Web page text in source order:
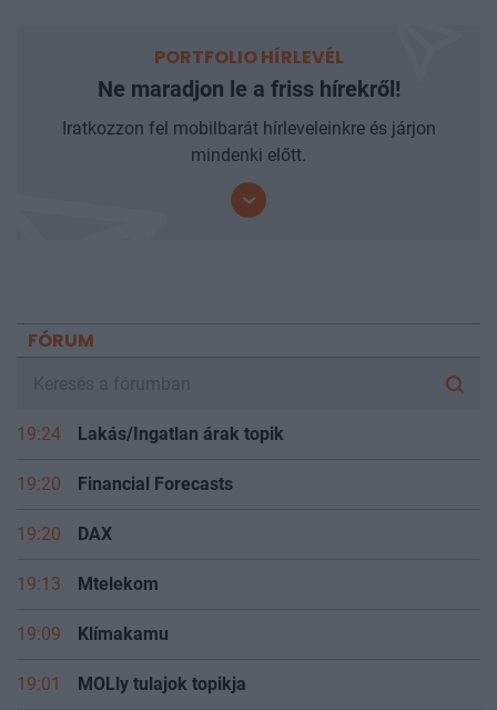
PORTFOLIO HÍRLEVÉL
Ne maradjon le a friss hírekről!
Iratkozzon fel mobilbarát hírleveleinkre és járjon
mindenki előtt.
FÓRUM
19:24 Lakás/Ingatlan árak topik
19:20 Financial Forecasts
19:20 DAX
19:13 Mtelekom
19:09 Klímakamu
19:01 MOLly tulajok topikja